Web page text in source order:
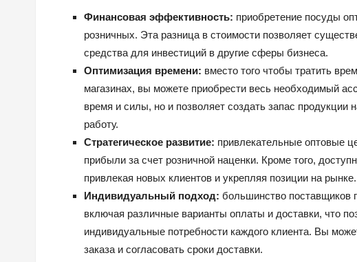
Финансовая эффективность: приобретение посуды
розничных. Эта разница в стоимости позволяет
средства для инвестиций в другие сферы бизнеса.
Оптимизация времени: вместо того чтобы тратить
магазинах, вы можете приобрести весь необходимый
время и силы, но и позволяет создать запас
работу.
Стратегическое развитие: привлекательные оптовые
прибыли за счет розничной наценки. Кроме того,
привлекая новых клиентов и укрепляя позиции на рынке.
Индивидуальный подход: большинство поставщиков
включая различные варианты оплаты и доставки, что
индивидуальные потребности каждого клиента. Вы
заказа и согласовать сроки доставки.